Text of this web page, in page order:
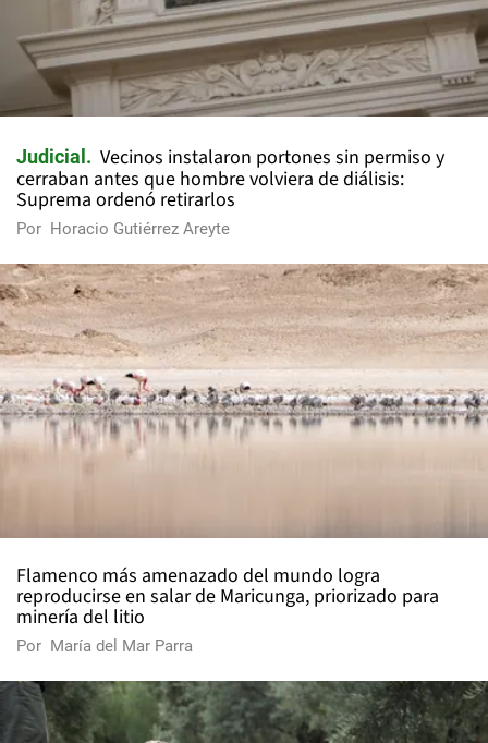
Judicial
Vecinos instalaron portones sin permiso y
cerraban antes que hombre volviera de diálisis:
Suprema ordenó retirarlos
Por Horacio Gutiérrez Areyte
Flamenco más amenazado del mundo logra
reproducirse en salar de Maricunga, priorizado para
minería del litio
Por María del Mar Parra